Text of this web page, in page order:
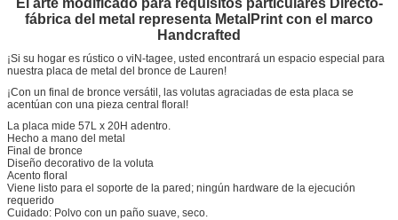
fábrica del metal representa MetalPrint con el marco
Handcrafted
¡Si su hogar es rústico o viN-tagee, usted encontrará un espacio especial para
nuestra placa de metal del bronce de Lauren!
¡Con un final de bronce versátil, las volutas agraciadas de esta placa se
acentúan con una pieza central floral!
La placa mide 57L x 20H adentro.
Hecho a mano del metal
Final de bronce
Diseño decorativo de la voluta
Acento floral
Viene listo para el soporte de la pared; ningún hardware de la ejecución
requerido
Cuidado: Polvo con un paño suave, seco.